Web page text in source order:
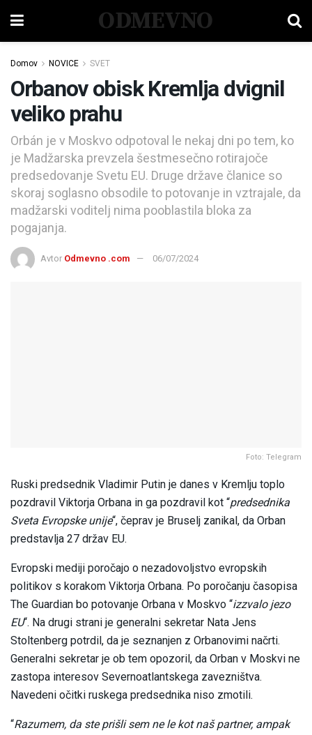
ODMEVNO
Domov NOVICE SVET
Orbanov obisk Kremlja dvignil
veliko prahu
Orbán je v Moskvo odpotoval le nekaj dni po tem, ko
je Madžarska prevzela šestmesečno rotirajoče
predsedovanje Svetu EU. Druge države članice so
skoraj soglasno obsodile to potovanje in vztrajale, da
madžarski voditelj nima pooblastila bloka za
pogajanja.
Avtor Odmevno .com 06/07/2024
Foto: Telegram
Ruski predsednik Vladimir Putin je danes v Kremlju toplo
pozdravil Viktorja Orbana in ga pozdravil kot “predsednika
Sveta Evropske unije“, čeprav je Bruselj zanikal, da Orban
predstavlja 27 držav EU.
Evropski mediji poročajo o nezadovoljstvo evropskih
politikov s korakom Viktorja Orbana. Po poročanju časopisa
The Guardian bo potovanje Orbana v Moskvo “izzvalo jezo
EU“. Na drugi strani je generalni sekretar Nata Jens
Stoltenberg potrdil, da je seznanjen z Orbanovimi načrti.
Generalni sekretar je ob tem opozoril, da Orban v Moskvi ne
zastopa interesov Severnoatlantskega zavezništva.
Navedeni očitki ruskega predsednika niso zmotili.
“Razumem, da ste prišli sem ne le kot naš partner, ampak